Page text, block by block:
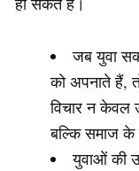
जब युवा
को अपनाते हैं,
विचार न केवल
बल्कि समाज के
युवाओं की